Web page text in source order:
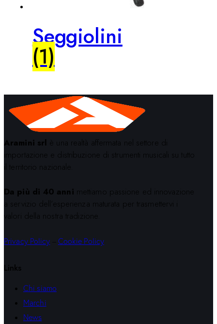
Seggiolini
(1)
Aramini srl è una realtà affermata nel settore di
importazione e distribuzione di strumenti musicali su tutto
il territorio nazionale.
Da più di 40 anni mettiamo passione ed innovazione
a servizio dell’esperienza maturata per trasmettervi i
valori della nostra tradizione.
Privacy Policy Cookie Policy
Links
Chi siamo
Marchi
News